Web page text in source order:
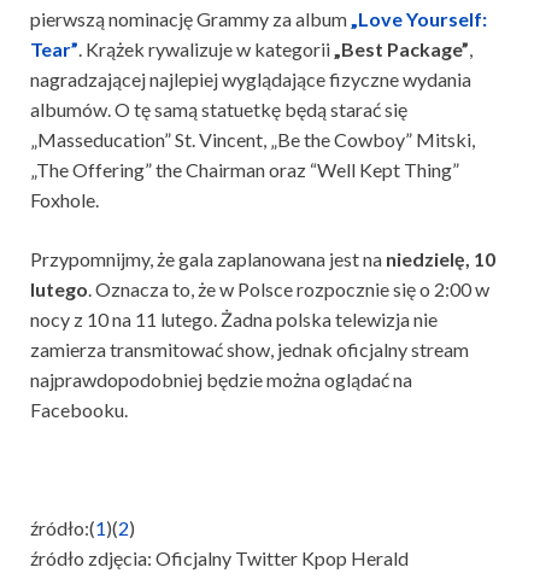
pierwszą nominację Grammy za album„Love Yourself:
Tear”. Krążek rywalizuje w kategorii„Best Package”,
nagradzającej najlepiej wyglądające fizyczne wydania
albumów. O tę samą statuetkę będą starać się
„Masseducation” St. Vincent, „Be the Cowboy” Mitski,
„The Offering” the Chairman oraz “Well Kept Thing”
Foxhole.
Przypomnijmy, że gala zaplanowana jest na niedzielę, 10
lutego. Oznacza to, że w Polsce rozpocznie się o 2:00 w
nocy z 10 na 11 lutego. Żadna polska telewizja nie
zamierza transmitować show, jednak oficjalny stream
najprawdopodobniej będzie można oglądać na
Facebooku.
źródło:(1)(2)
źródło zdjęcia: Oficjalny Twitter Kpop Herald